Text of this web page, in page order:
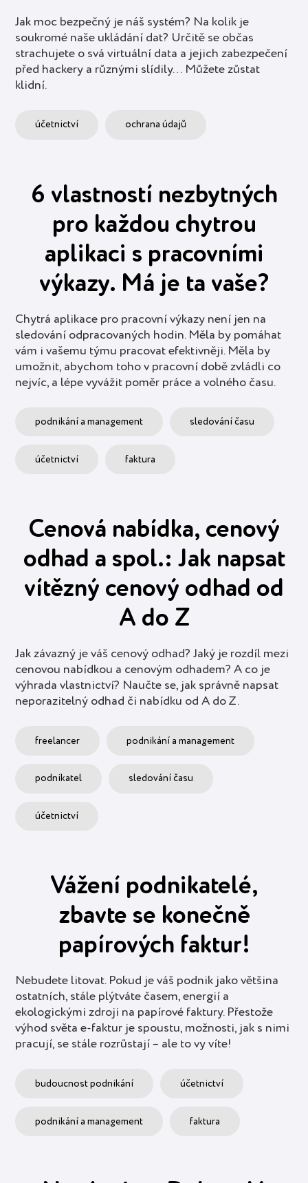
Jak moc bezpečný je náš systém? Na kolik je
soukromé naše ukládání dat? Určitě se občas
strachujete o svá virtuální data a jejich zabezpečení
před hackery a různými slídily… Můžete zůstat
klidní.
účetnictví ochrana údajů
6 vlastností nezbytných
pro každou chytrou
aplikaci s pracovními
výkazy. Má je ta vaše?
Chytrá aplikace pro pracovní výkazy není jen na
sledování odpracovaných hodin. Měla by pomáhat
vám i vašemu týmu pracovat efektivněji. Měla by
umožnit, abychom toho v pracovní době zvládli co
nejvíc, a lépe vyvážit poměr práce a volného času.
podnikání a management sledování času
účetnictví faktura
Cenová nabídka, cenový
odhad a spol.: Jak napsat
vítězný cenový odhad od
A do Z
Jak závazný je váš cenový odhad? Jaký je rozdíl mezi
cenovou nabídkou a cenovým odhadem? A co je
výhrada vlastnictví? Naučte se, jak správně napsat
neporazitelný odhad či nabídku od A do Z.
freelancer podnikání a management
podnikatel sledování času
účetnictví
Vážení podnikatelé,
zbavte se konečně
papírových faktur!
Nebudete litovat. Pokud je váš podnik jako většina
ostatních, stále plýtváte časem, energií a
ekologickými zdroji na papírové faktury. Přestože
výhod světa e-faktur je spoustu, možnosti, jak s nimi
pracují, se stále rozrůstají – ale to vy víte!
budoucnost podnikání účetnictví
podnikání a management faktura